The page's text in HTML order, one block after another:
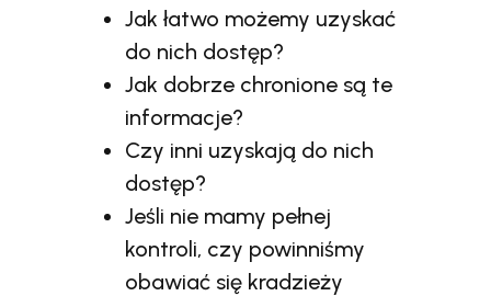
Jak łatwo możemy uzyskać
do nich dostęp?
Jak dobrze chronione są te
informacje?
Czy inni uzyskają do nich
dostęp?
Jeśli nie mamy pełnej
kontroli, czy powinniśmy
obawiać się kradzieży